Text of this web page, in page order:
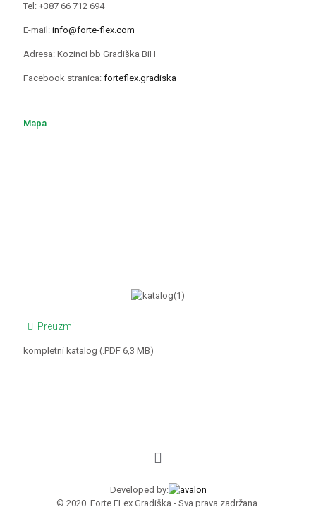
Tel: +387 66 712 694
E-mail: info@forte-flex.com
Adresa: Kozinci bb Gradiška BiH
Facebook stranica: forteflex.gradiska
Mapa
Preuzmi
kompletni katalog (.PDF 6,3 MB)
Developed by:
© 2020. Forte FLex Gradiška - Sva prava zadržana.